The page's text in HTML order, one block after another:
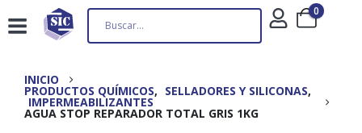
0
INICIO
PRODUCTOS QUÍMICOS, SELLADORES Y SILICONAS,
IMPERMEABILIZANTES
AGUA STOP REPARADOR TOTAL GRIS 1KG